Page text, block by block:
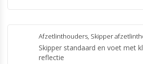
Afzetlinthouders, Skipper
Skipper standaard en voet met
reflectie